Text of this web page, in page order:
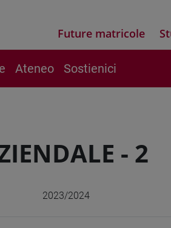
Future matricole
Ateneo Sostienici
- 2
2023/2024